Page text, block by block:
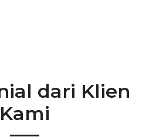
dari Klien
Kami​